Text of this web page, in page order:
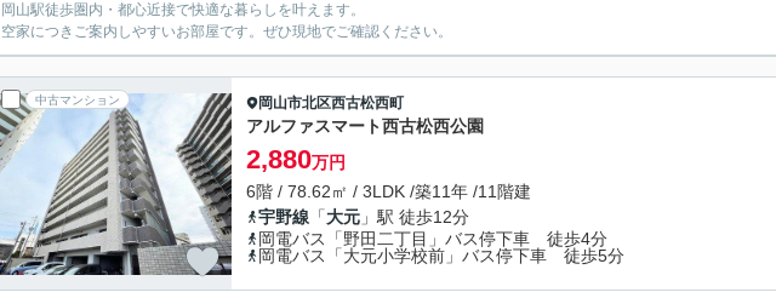
岡山駅徒歩圏内・都心近接で快適な暮らしを叶えます。
空家につきご案内しやすいお部屋です。ぜひ現地でご確認ください。
中古マンション 岡山市北区西古松西町
アルファスマート西古松西公園
2,880万円
6階 / 78.62㎡ / 3LDK /築11年 /11階建
宇野線 「大元 」駅 徒歩12分
岡電バス「野田二丁目」バス停下車 徒歩4分
岡電バス「大元小学校前」バス停下車 徒歩5分